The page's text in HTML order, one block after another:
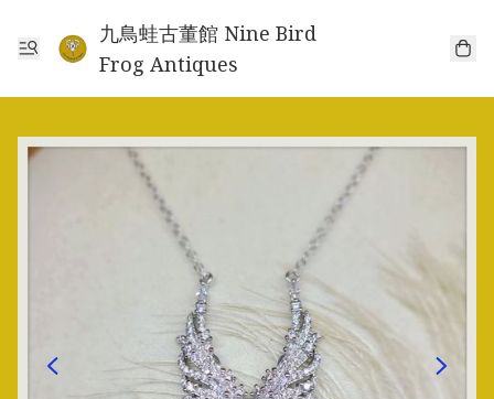
九鳥蛙古董館 Nine Bird
Frog Antiques